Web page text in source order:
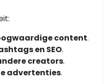
content.
en SEO.
creators.
advertenties.